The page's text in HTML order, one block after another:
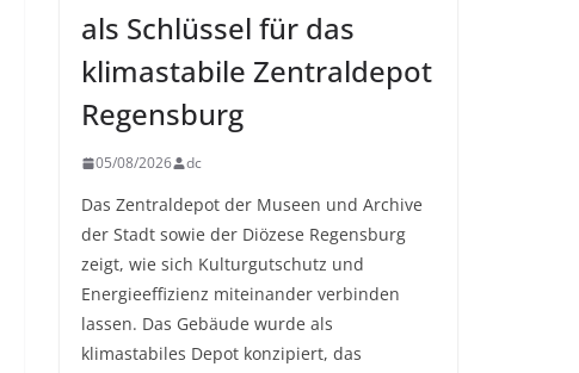
als Schlüssel für das
klimastabile Zentraldepot
Regensburg
05/08/2026 dc
Das Zentraldepot der Museen und Archive
der Stadt sowie der Diözese Regensburg
zeigt, wie sich Kulturgutschutz und
Energieeffizienz miteinander verbinden
lassen. Das Gebäude wurde als
klimastabiles Depot konzipiert, das